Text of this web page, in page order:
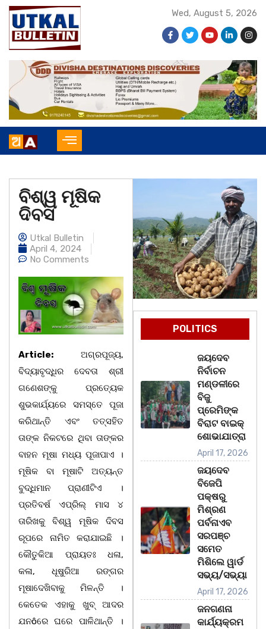
Wed, August 5, 2026
ବିଶ୍ୱ ମୂଷିକ
ଦିବସ
Utkal Bulletin
April 4, 2024
No Comments
Article: ଅଗ୍ରପୂଜ୍ୟ,
ବିଦ୍ୟାବୃଦ୍ଧିର ଦେବତା ଶ୍ରୀ
ଗଣେଶଙ୍କୁ ପ୍ରତ୍ୟେକ
ଶୁଭକାର୍ଯ୍ୟରେ ସମସ୍ତେ ପୂଜା
କରିଥାନ୍ତି ଏବଂ ତତ୍ସହିତ
ତାଙ୍କ ନିକଟରେ ଥିବା ତାଙ୍କର
ବାହନ ମୂଷା ମଧ୍ୟ ପୂଜାପାଏ ।
ମୂଷିକ ବା ମୂଷାଟି ଅତ୍ୟନ୍ତ
ବୁଦ୍ଧିମାନ ପ୍ରାଣୀଟିଏ ।
ପ୍ରତିବର୍ଷ ଏପ୍ରିଲ୍ ମାସ ୪
ତାରିଖକୁ ବିଶ୍ୱ ମୂଷିକ ଦିବସ
ରୂପରେ ନାମିତ କରାଯାଇଛି ।
କୌତୁକିଆ ପ୍ରାୟତଃ ଧଳା,
କଳା, ଧୂଷୁରିଆ ରଙ୍ଗର
ମୂଷାଦେଖିବାକୁ ମିଳନ୍ତି ।
କେତେକ ଏହାକୁ ଖୁବ୍ ଆଦର
ଯନôରେ ଘରେ ପାଳିଥାନ୍ତି ।
POLITICS
ଜୟଦେବ
ନିର୍ବାଚନ
ମଣ୍ଡଳୀରେ
ବିଜୁ
ପ୍ରେମିଙ୍କ
ବିରାଟ ବାଇକ୍
ଶୋଭାଯାତ୍ରା
April 17, 2026
ଜୟଦେବ
ବିଜେପି
ପକ୍ଷରୁ
ମିଶ୍ରଣ
ପର୍ବନାଏବ
ସରପଞ୍ଚ
ସମେତ
ମିଶିଲେ ୱାର୍ଡ
ସଭ୍ୟ/ସଭ୍ୟା
April 17, 2026
ଜନଗଣନା
କାର୍ଯ୍ୟକ୍ରମ